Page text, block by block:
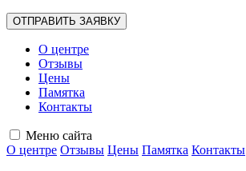
О центре
Отзывы
Цены
Памятка
Контакты
Меню сайта
О центре Отзывы Цены Памятка Контакты